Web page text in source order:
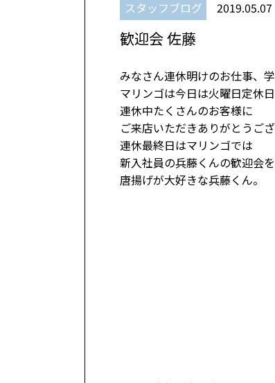
スタッフブログ 2019.05.07
歓迎会 佐藤
みなさん連休明けのお仕事、
マリンゴは今日は火曜日定休
連休中たくさんのお客様に
ご来店いただきありがとうご
連休最終日はマリンゴでは
新入社員の兵藤くんの歓迎会
唐揚げが大好きな兵藤くん。